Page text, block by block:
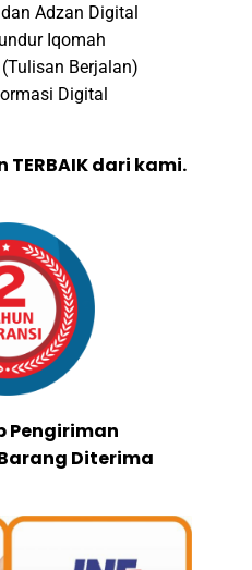
Adzan Digital
Iqomah
Berjalan)
Digital
dari kami.
Pengiriman
Diterima